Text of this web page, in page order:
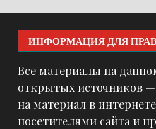
ИНФОРМАЦИЯ ДЛЯ
Все материалы на
открытых источников
на материал в
посетителями сайта и